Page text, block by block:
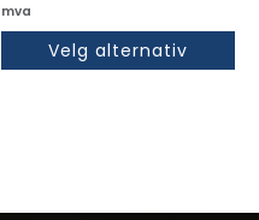
til
mva
Velg alternativ